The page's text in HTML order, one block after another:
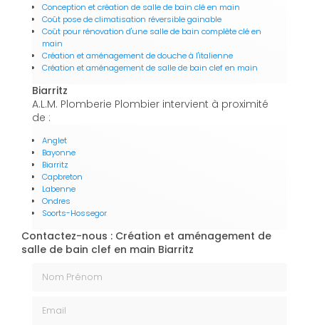
Conception et création de salle de bain clé en main
Coût pose de climatisation réversible gainable
Coût pour rénovation d'une salle de bain complète clé en
main
Création et aménagement de douche à l'italienne
Création et aménagement de salle de bain clef en main
Biarritz
A.L.M. Plomberie Plombier intervient à proximité
de :
Anglet
Bayonne
Biarritz
Capbreton
Labenne
Ondres
Soorts-Hossegor
Contactez-nous : Création et aménagement de
salle de bain clef en main Biarritz